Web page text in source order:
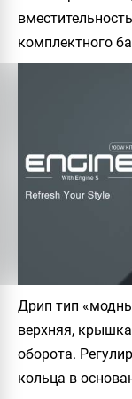
комплектного
Дрип тип
верхняя,
оборота.
кольца в